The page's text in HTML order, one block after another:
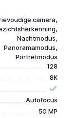
camera,
Nachtmodus,
Panoramamodus,
Portretmodus
128
8K
Autofocus
50 MP